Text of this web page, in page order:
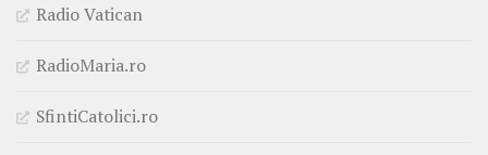
Radio Vatican
RadioMaria.ro
SfintiCatolici.ro